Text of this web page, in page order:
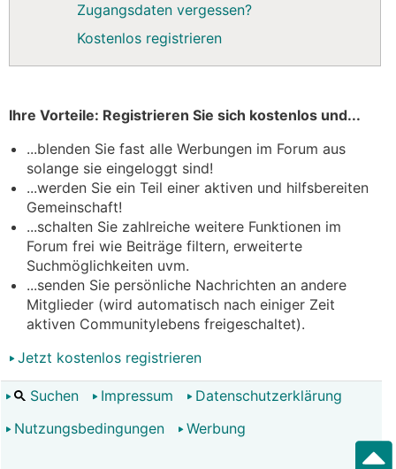
Zugangsdaten vergessen?
Kostenlos registrieren
Ihre Vorteile: Registrieren Sie sich kostenlos und...
...blenden Sie fast alle Werbungen im Forum aus
solange sie eingeloggt sind!
...werden Sie ein Teil einer aktiven und hilfsbereiten
Gemeinschaft!
...schalten Sie zahlreiche weitere Funktionen im
Forum frei wie Beiträge filtern, erweiterte
Suchmöglichkeiten uvm.
...senden Sie persönliche Nachrichten an andere
Mitglieder (wird automatisch nach einiger Zeit
aktiven Communitylebens freigeschaltet).
Jetzt kostenlos registrieren
Suchen Impressum
Datenschutzerklärung
Nutzungsbedingungen
Werbung